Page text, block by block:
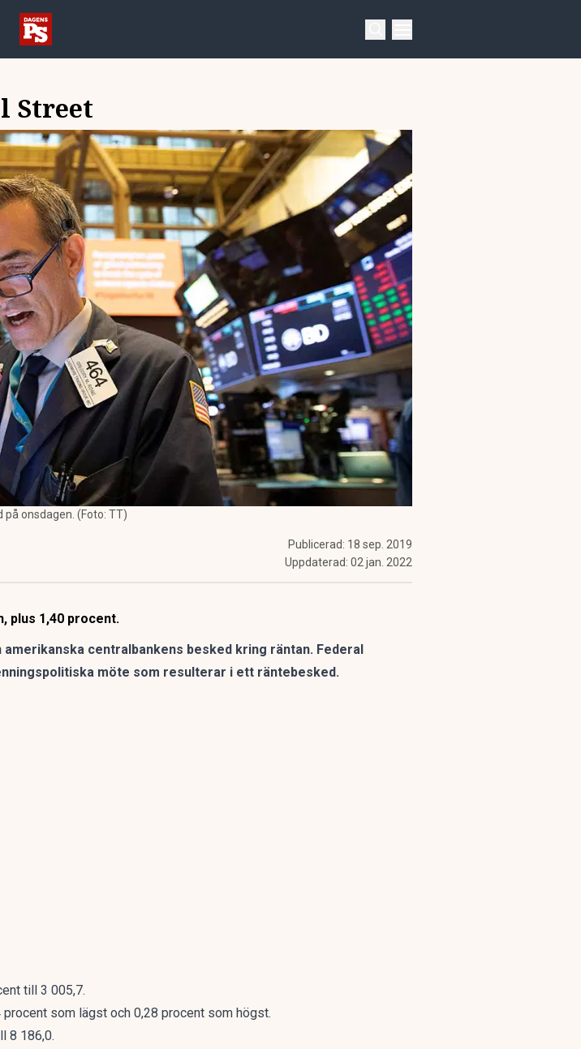
Street
onsdagen. (Foto: TT)
Publicerad: 18 sep. 2019
Uppdaterad: 02 jan. 2022
plus 1,40 procent.
centralbankens besked kring räntan. Federal
möte som resulterar i ett räntebesked.
till 3 005,7.
som lägst och 0,28 procent som högst.
8 186,0.